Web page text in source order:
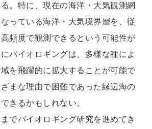
。特に、現在の海洋・大気観測網
っている海洋・大気境界層を、従
頻度で観測できるという可能性が
バイオロギングは、多様な種によ
を飛躍的に拡大することが可能で
まな理由で困難であった縁辺海の
きるかもしれない。
でバイオロギング研究を進めてき